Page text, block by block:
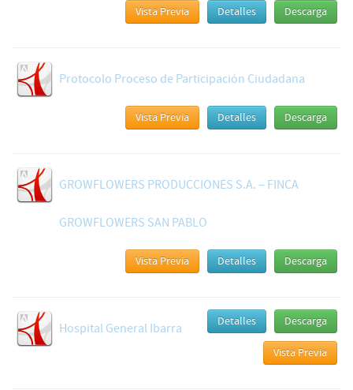
Descarga
Detalles
Vista Previa
Protocolo Proceso de Participación Ciudadana
Descarga
Detalles
Vista Previa
GROWFLOWERS PRODUCCIONES S.A. – FINCA
GROWFLOWERS SAN PABLO
Descarga
Detalles
Vista Previa
Hospital General Ibarra Descarga
Detalles
Vista Previa